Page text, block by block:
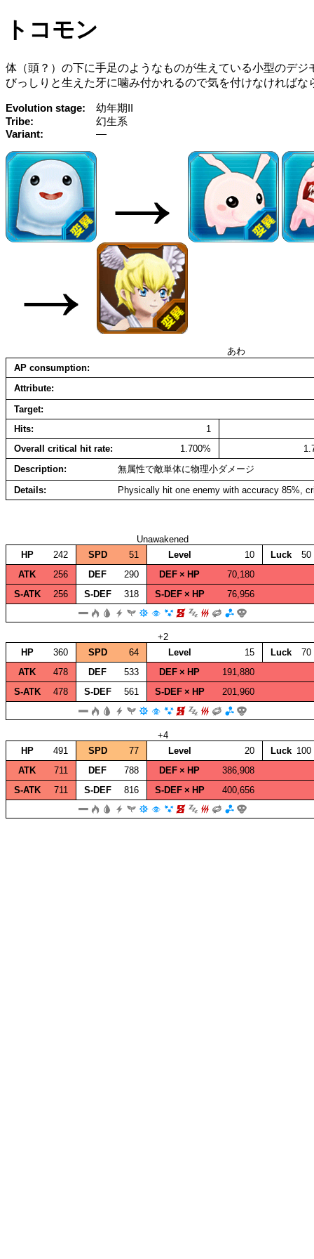
トコモン
体（頭？）の下に手足のようなものが生えている小型のデ
びっしりと生えた牙に噛み付かれるので気を付けなければな
Evolution stage
幼年期II
Tribe
幻生系
Variant
—
→
→
あわ
AP consumption
Attribute
Target
Hits
1
Overall critical hit rate
1.700%
Description
無属性で敵単体に物理小ダメージ
Details
Physically hit one enemy with accuracy 85%,
Unawakened
HP
242 SPD 51 Level 10 Luck
50
ATK
256 DEF 290 DEF × HP
70,180
S‑ATK
256 S‑DEF 318 S‑DEF × HP 76,956
+2
HP
360 SPD 64 Level 15 Luck
70
ATK
478 DEF 533 DEF × HP
191,880
S‑ATK
478 S‑DEF 561 S‑DEF × HP 201,960
+4
HP
491 SPD 77 Level 20 Luck 100
ATK
711 DEF 788 DEF × HP
386,908
S‑ATK
711 S‑DEF 816 S‑DEF × HP 400,656